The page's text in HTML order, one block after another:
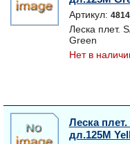
Артикул:
Леска плет.
Green
Нет в
Леска
дл.125M